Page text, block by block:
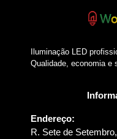
Iluminação LED
Qualidade, economia e
Endereço:
R. Sete de